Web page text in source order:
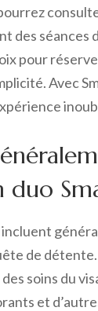
séances
pour
Avec
duo
de
soins du
et